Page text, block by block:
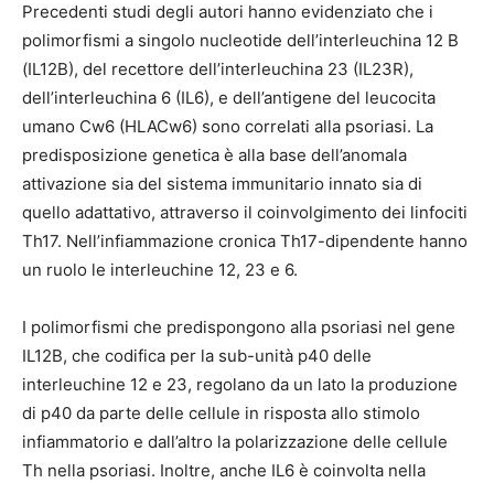
Precedenti studi degli autori hanno evidenziato che i
polimorfismi a singolo nucleotide dell’interleuchina 12 B
(IL12B), del recettore dell’interleuchina 23 (IL23R),
dell’interleuchina 6 (IL6), e dell’antigene del leucocita
umano Cw6 (HLACw6) sono correlati alla psoriasi. La
predisposizione genetica è alla base dell’anomala
attivazione sia del sistema immunitario innato sia di
quello adattativo, attraverso il coinvolgimento dei linfociti
Th17. Nell’infiammazione cronica Th17-dipendente hanno
un ruolo le interleuchine 12, 23 e 6.
I polimorfismi che predispongono alla psoriasi nel gene
IL12B, che codifica per la sub-unità p40 delle
interleuchine 12 e 23, regolano da un lato la produzione
di p40 da parte delle cellule in risposta allo stimolo
infiammatorio e dall’altro la polarizzazione delle cellule
Th nella psoriasi. Inoltre, anche IL6 è coinvolta nella